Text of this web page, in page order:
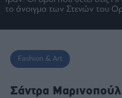
Ειδήσεις
Τράπεζες
Ναυτιλία
Estate
το άνοιγμα των Στενών του
Fashion & Art
Σάντρα